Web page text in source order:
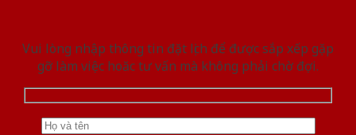
Vui lòng nhập thông tin đặt lịch để được sắp xếp gặp
gỡ làm việc hoăc tư vấn mà không phải chờ đợi.